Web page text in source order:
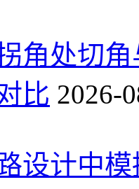
角处切
比 2026-
设计中